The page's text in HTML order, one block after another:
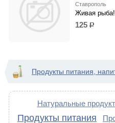
Ставрополь
Живая рыба!
125 р.
Продукты питания,
Натуральные
Продукты питания